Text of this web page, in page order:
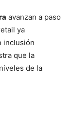
avanzan a paso
ya
inclusión
que la
de la